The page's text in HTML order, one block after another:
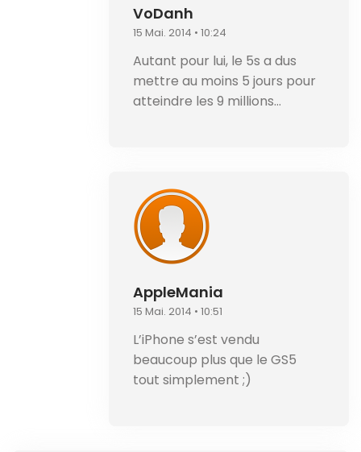
VoDanh
15 Mai. 2014 • 10:24
Autant pour lui, le 5s a dus
mettre au moins 5 jours pour
atteindre les 9 millions…
AppleMania
15 Mai. 2014 • 10:51
L’iPhone s’est vendu
beaucoup plus que le GS5
tout simplement ;)